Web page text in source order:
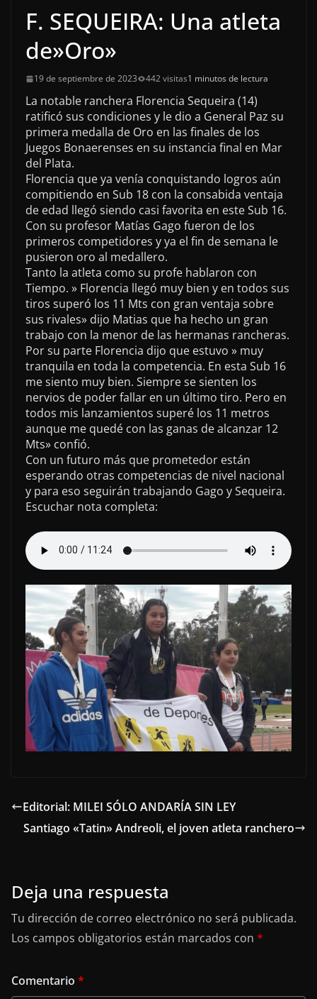
F. SEQUEIRA: Una atleta
de»Oro»
19 de septiembre de 2023 442 visitas1 minutos de lectura
La notable ranchera Florencia Sequeira (14)
ratificó sus condiciones y le dio a General Paz su
primera medalla de Oro en las finales de los
Juegos Bonaerenses en su instancia final en Mar
del Plata.
Florencia que ya venía conquistando logros aún
compitiendo en Sub 18 con la consabida ventaja
de edad llegó siendo casi favorita en este Sub 16.
Con su profesor Matías Gago fueron de los
primeros competidores y ya el fin de semana le
pusieron oro al medallero.
Tanto la atleta como su profe hablaron con
Tiempo. » Florencia llegó muy bien y en todos sus
tiros superó los 11 Mts con gran ventaja sobre
sus rivales» dijo Matias que ha hecho un gran
trabajo con la menor de las hermanas rancheras.
Por su parte Florencia dijo que estuvo » muy
tranquila en toda la competencia. En esta Sub 16
me siento muy bien. Siempre se sienten los
nervios de poder fallar en un último tiro. Pero en
todos mis lanzamientos superé los 11 metros
aunque me quedé con las ganas de alcanzar 12
Mts» confió.
Con un futuro más que prometedor están
esperando otras competencias de nivel nacional
y para eso seguirán trabajando Gago y Sequeira.
Escuchar nota completa:
Editorial: MILEI SÓLO ANDARÍA SIN LEY
Santiago «Tatin» Andreoli, el joven atleta ranchero
Deja una respuesta
Tu dirección de correo electrónico no será publicada.
Los campos obligatorios están marcados con *
Comentario *